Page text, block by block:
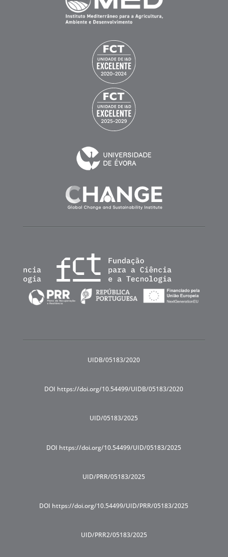
UIDB/05183/2020
DOI https://doi.org/10.54499/UIDB/05183/2020
UID/05183/2025
DOI https://doi.org/10.54499/UID/05183/2025
UID/PRR/05183/2025
DOI https://doi.org/10.54499/UID/PRR/05183/2025
UID/PRR2/05183/2025